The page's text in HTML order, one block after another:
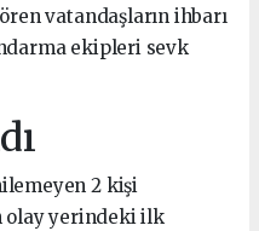
vatandaşların ihbarı
ekipleri sevk
2 kişi
olay yerindeki ilk